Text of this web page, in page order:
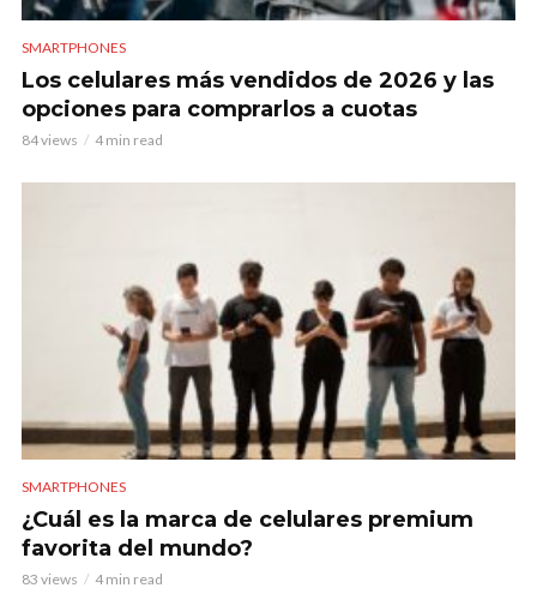
SMARTPHONES
Los celulares más vendidos de 2026 y las
opciones para comprarlos a cuotas
84 views 4 min read
SMARTPHONES
¿Cuál es la marca de celulares premium
favorita del mundo?
83 views 4 min read